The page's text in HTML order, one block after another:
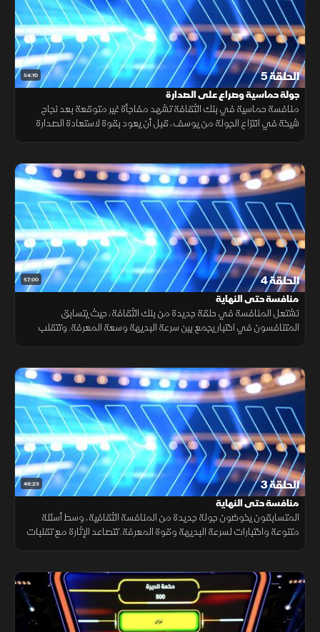
54:10 الحلقة 5
جولة حماسية وصراع على الصدارة
منافسة حماسية في بنك الثقافة تشهد مفاجأة غير متوقعة بعد نجاح
شيخة في انتزاع الجولة من يوسف، قبل أن يعود بقوة لاستعادة الصدارة
57:00 الحلقة 4
منافسة حتى النهاية
تشتعل المنافسة في حلقة جديدة من بنك الثقافة، حيث يتسابق
المتنافسون في اختبار يجمع بين سرعة البديهة وسعة المعرفة. وتتقلب
46:23 الحلقة 3
منافسة حتى النهاية
المتسابقون يخوضون جولة جديدة من المنافسة الثقافية، وسط أسئلة
متنوعة واختبارات لسرعة البديهة وقوة المعرفة. تتصاعد الإثارة مع تقلبات